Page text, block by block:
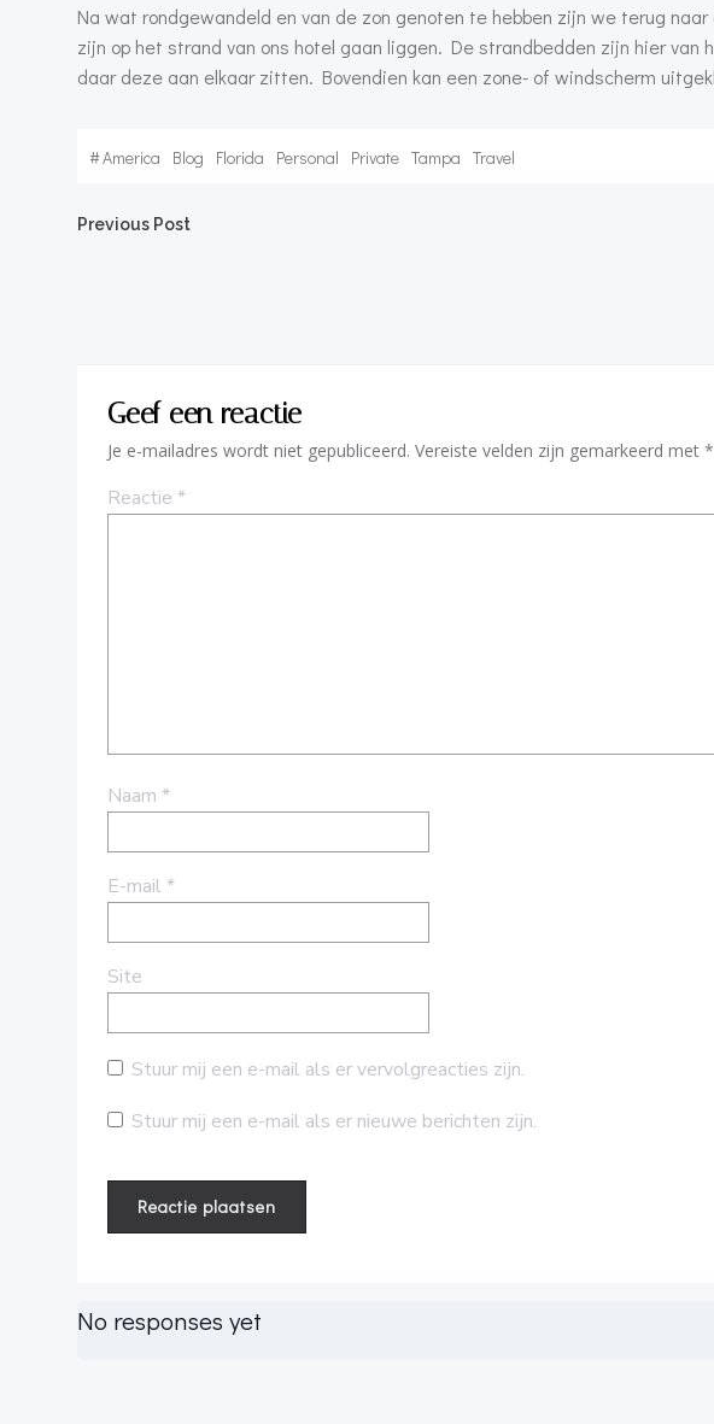
Na wat rondgewandeld en van de zon genoten te hebben zijn we terug
zijn op het strand van ons hotel gaan liggen. De strandbedden zijn hier van
daar deze aan elkaar zitten. Bovendien kan een zone- of windscherm
#America Blog Florida Personal Private Tampa Travel
Bericht
Previous Post
Geef een reactie
Je e-mailadres wordt niet gepubliceerd. Vereiste velden zijn gemarkeerd met *
Reactie *
Naam *
E-mail *
Site
Stuur mij een e-mail als er vervolgreacties zijn.
Stuur mij een e-mail als er nieuwe berichten zijn.
No responses yet